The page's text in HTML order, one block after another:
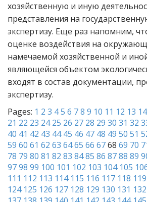
хозяйственную и иную
представления на
экспертизу. Еще раз напомним,
оценке воздействия на
намечаемой хозяйственной и
являющейся объектом
входят в состав документации,
экспертизу.
Pages: 1 2 3 45 6 78 9 10 11 12 13 14
21 22 23 24 25 26 27 28 29 30 31 32
40 41 42 43 44 45 46 47 48 49 50 51
59 60 61 62 63 6465 66 6768 69 70
78 79 80 81 82 83 8485 86 8788 89
9798 99 100 101 102 103 104 105
111 112 113 114 115 116 117 118 119
124 125 126 127 128 129 130 131 132